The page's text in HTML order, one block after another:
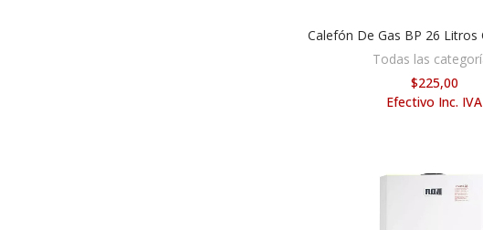
AÑADIR AL
Calefón De Gas BP 26 Litros
Todas las
$225,00
Efectivo Inc. IVA